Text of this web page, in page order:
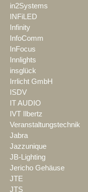
in2Systems
INFiLED
Infinity
InfoComm
InFocus
Innlights
insglück
Irrlicht GmbH
ISDV
IT AUDIO
IVT Ilbertz
Veranstaltungstechnik
Jabra
Jazzunique
JB-Lighting
Jericho Gehäuse
JTE
JTS